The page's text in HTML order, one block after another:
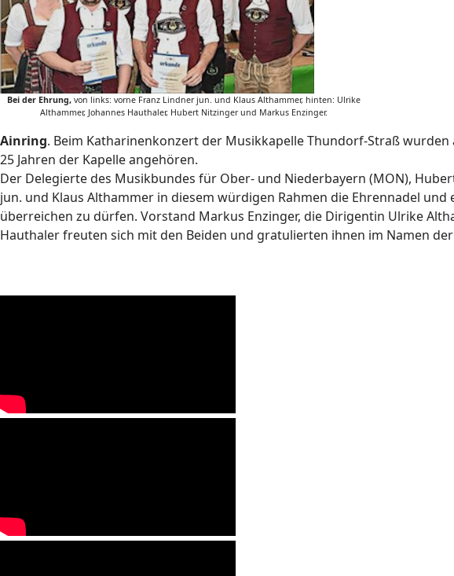
Bei der Ehrung,von links: vorne Franz Lindner jun. und Klaus Althammer, hinten: Ulrike
Althammer, Johannes Hauthaler, Hubert Nitzinger und Markus Enzinger.
Ainring. Beim Katharinenkonzert der Musikkapelle Thundorf-Straß
25 Jahren der Kapelle angehören.
Der Delegierte des Musikbundes für Ober- und Niederbayern (MON),
jun. und Klaus Althammer in diesem würdigen Rahmen die Ehrennadel und
überreichen zu dürfen. Vorstand Markus Enzinger, die Dirigentin Ulrike
Hauthaler freuten sich mit den Beiden und gratulierten ihnen im Namen der